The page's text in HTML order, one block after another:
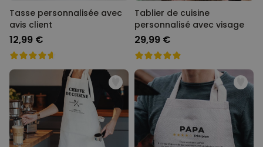
Tasse personnalisée avec
avis client
12,99 €
Tablier de cuisine
personnalisé avec visage
29,99 €